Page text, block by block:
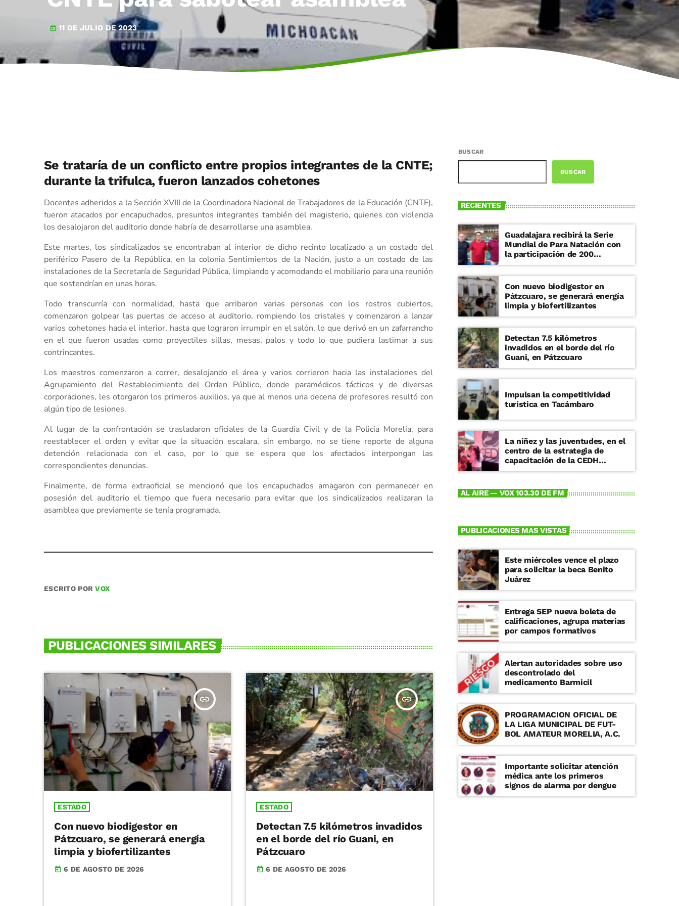
today 11 DE JULIO DE 2023
Se trataría de un conflicto entre propios integrantes de la CNTE;
durante la trifulca, fueron lanzados cohetones
Docentes adheridos a la Sección XVIII de la Coordinadora Nacional de Trabajadores de la Educación (CNTE),
fueron atacados por encapuchados, presuntos integrantes también del magisterio, quienes con violencia
los desalojaron del auditorio donde habría de desarrollarse una asamblea.
Este martes, los sindicalizados se encontraban al interior de dicho recinto localizado a un costado del
periférico Pasero de la República, en la colonia Sentimientos de la Nación, justo a un costado de las
instalaciones de la Secretaría de Seguridad Pública, limpiando y acomodando el mobiliario para una reunión
que sostendrían en unas horas.
Todo transcurría con normalidad, hasta que arribaron varias personas con los rostros cubiertos,
comenzaron golpear las puertas de acceso al auditorio, rompiendo los cristales y comenzaron a lanzar
varios cohetones hacia el interior, hasta que lograron irrumpir en el salón, lo que derivó en un zafarrancho
en el que fueron usadas como proyectiles sillas, mesas, palos y todo lo que pudiera lastimar a sus
contrincantes.
Los maestros comenzaron a correr, desalojando el área y varios corrieron hacia las instalaciones del
Agrupamiento del Restablecimiento del Orden Público, donde paramédicos tácticos y de diversas
corporaciones, les otorgaron los primeros auxilios, ya que al menos una decena de profesores resultó con
algún tipo de lesiones.
Al lugar de la confrontación se trasladaron oficiales de la Guardia Civil y de la Policía Morelia, para
reestablecer el orden y evitar que la situación escalara, sin embargo, no se tiene reporte de alguna
detención relacionada con el caso, por lo que se espera que los afectados interpongan las
correspondientes denuncias.
Finalmente, de forma extraoficial se mencionó que los encapuchados amagaron con permanecer en
posesión del auditorio el tiempo que fuera necesario para evitar que los sindicalizados realizaran la
asamblea que previamente se tenía programada.
ESCRITO PORVOX
PUBLICACIONES SIMILARES
insert_link
ESTADO
Con nuevo biodigestor en
Pátzcuaro, se generará energía
limpia y biofertilizantes
today 6 DE AGOSTO DE 2026
insert_link
ESTADO
Detectan 7.5 kilómetros invadidos
en el borde del río Guani, en
Pátzcuaro
today 6 DE AGOSTO DE 2026
BUSCAR
BUSCAR
RECIENTES
Guadalajara recibirá la Serie
Mundial de Para Natación con
la participación de 200
deportistas
Con nuevo biodigestor en
Pátzcuaro, se generará energía
limpia y biofertilizantes
Detectan 7.5 kilómetros
invadidos en el borde del río
Guani, en Pátzcuaro
Impulsan la competitividad
turística en Tacámbaro
La niñez y las juventudes, en el
centro de la estrategia de
capacitación de la CEDH
Michoacán
AL AIRE — VOX 103.30 DE FM
PUBLICACIONES MAS VISTAS
Este miércoles vence el plazo
para solicitar la beca Benito
Juárez
Entrega SEP nueva boleta de
calificaciones, agrupa materias
por campos formativos
Alertan autoridades sobre uso
descontrolado del
medicamento Barmicil
PROGRAMACION OFICIAL DE
LA LIGA MUNICIPAL DE FUT-
BOL AMATEUR MORELIA, A.C.
Importante solicitar atención
médica ante los primeros
signos de alarma por dengue